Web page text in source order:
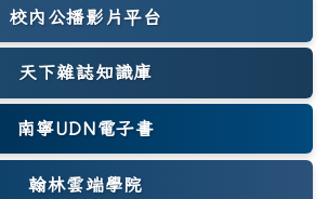
校內公播影片平台
天下雜誌知識庫
(另開新視窗)
南寧UDN電子書
翰林雲端學院